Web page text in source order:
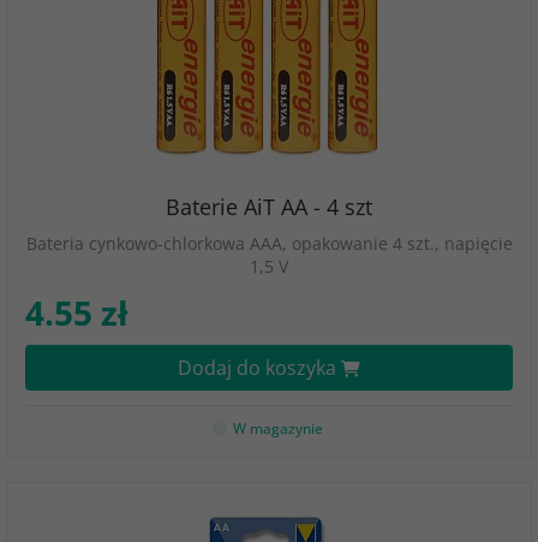
Baterie AiT AA - 4 szt
Bateria cynkowo-chlorkowa AAA, opakowanie 4 szt., napięcie
1,5 V
4.55 zł
Dodaj do koszyka
W magazynie